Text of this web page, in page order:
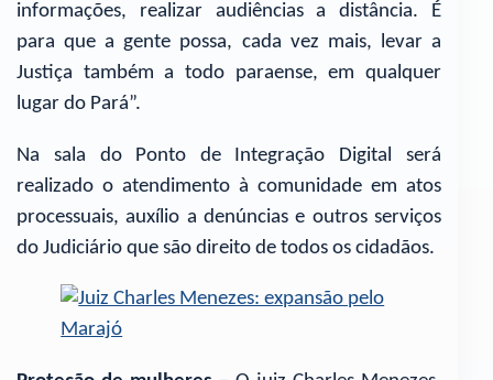
informações, realizar audiências a distância. É
para que a gente possa, cada vez mais, levar a
Justiça também a todo paraense, em qualquer
lugar do Pará”.
Na sala do Ponto de Integração Digital será
realizado o atendimento à comunidade em atos
processuais, auxílio a denúncias e outros serviços
do Judiciário que são direito de todos os cidadãos.